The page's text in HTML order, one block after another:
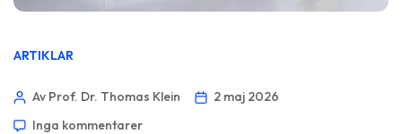
ARTIKLAR
Av Prof. Dr. Thomas Klein
2 maj 2026
Inga kommentarer